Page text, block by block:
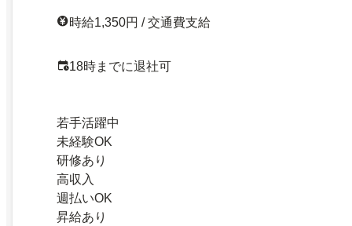
時給1,350円 / 交通費支給
18時までに退社可
若手活躍中
未経験OK
研修あり
高収入
週払いOK
昇給あり